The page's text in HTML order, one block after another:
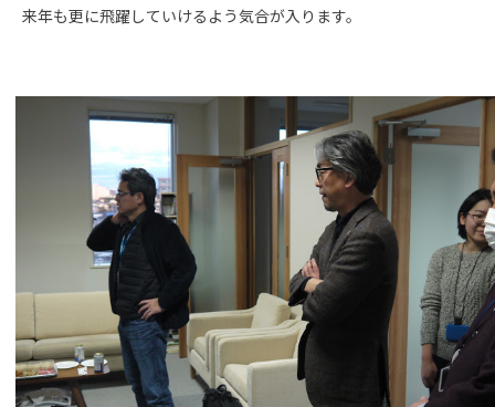
来年も更に飛躍していけるよう気合が入ります。